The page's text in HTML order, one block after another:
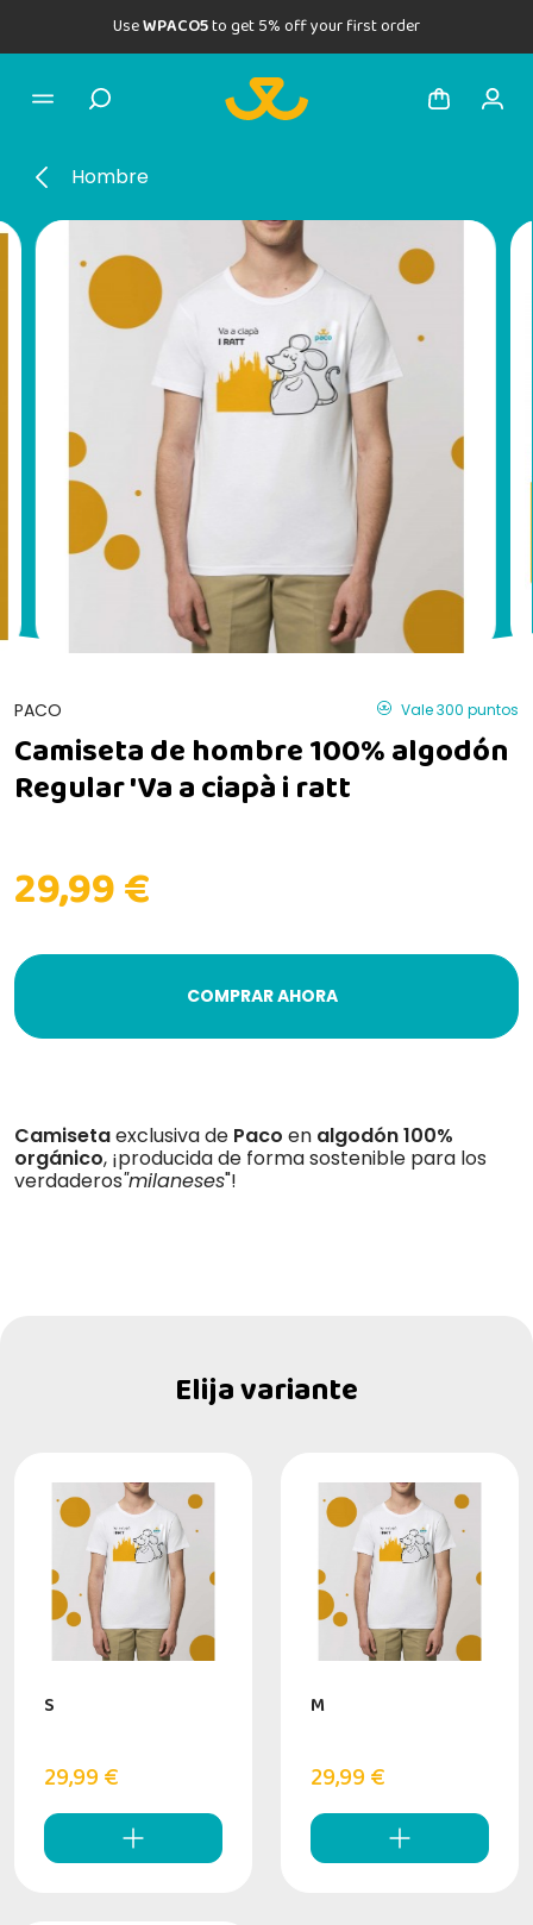
UseWPACO5to get 5% off your first order
Hombre
PACO Vale 300 puntos
Camiseta de hombre 100% algodón
Regular 'Va a ciapà i ratt
29,99 €
COMPRAR AHORA
Camisetaexclusiva de Paco en algodón 100%
orgánico, ¡producida de forma sostenible para los
verdaderos"milaneses"!
Elija variante
S
29,99 €
M
29,99 €